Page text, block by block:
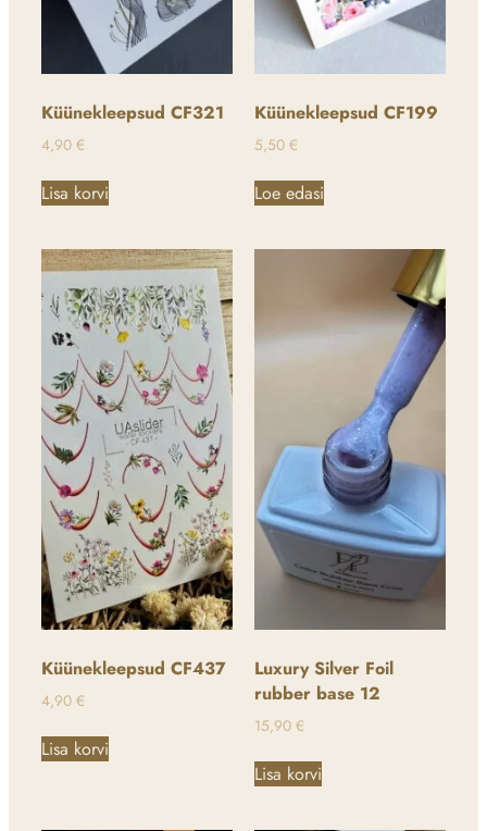
Küünekleepsud CF321
4,90 €
Lisa korvi
Küünekleepsud CF199
5,50 €
Loe edasi
Küünekleepsud CF437
4,90 €
Lisa korvi
Luxury Silver Foil
rubber base 12
15,90 €
Lisa korvi